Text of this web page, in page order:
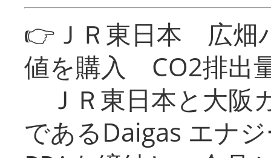
👉ＪＲ東日本 広畑
値を購入 CO2排出
ＪＲ東日本と大阪
であるDaigas エナ